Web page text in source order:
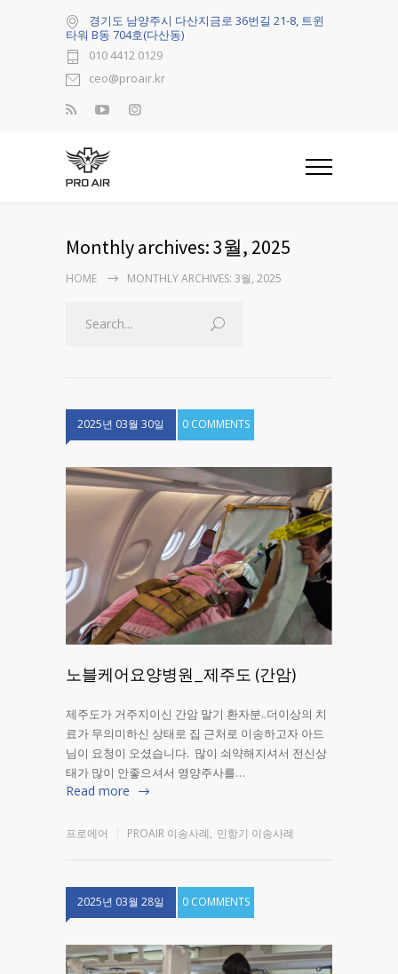
경기도 남양주시 다산지금로 36번길 21-8, 트윈
타워 B동 704호(다산동)
010 4412 0129
ceo@proair.kr
Monthly archives: 3월, 2025
HOME MONTHLY ARCHIVES: 3월, 2025
2025년 03월 30일 0 COMMENTS
노블케어요양병원_제주도 (간암)
제주도가 거주지이신 간암 말기 환자분..더이상의 치
료가 무의미하신 상태로 집 근처로 이송하고자 아드
님이 요청이 오셨습니다. 많이 쇠약해지셔서 전신상
태가 많이 안좋으셔서 영양주사를…
Read more
프로에어 PROAIR 이송사례, 민항기 이송사례
2025년 03월 28일 0 COMMENTS